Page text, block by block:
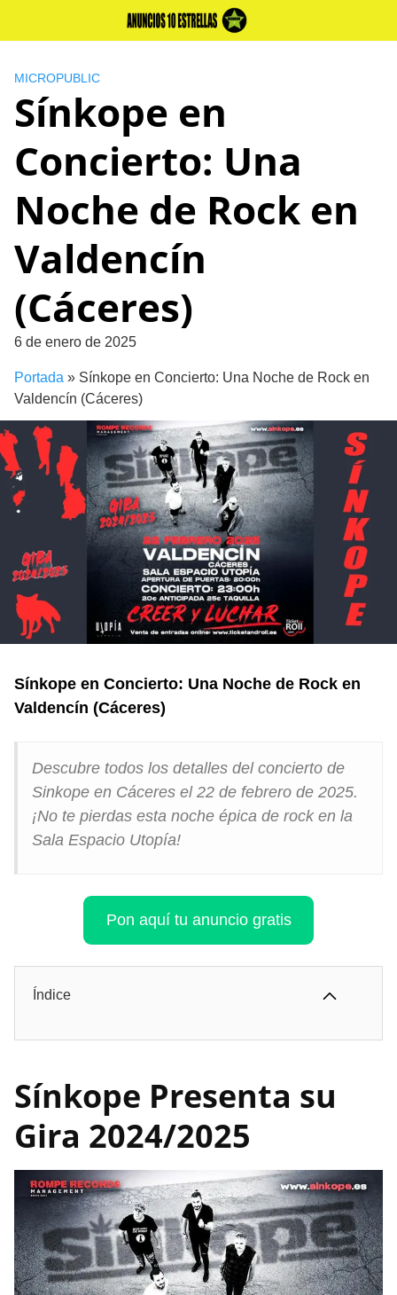
MICROPUBLIC
Sínkope en
Concierto: Una
Noche de Rock en
Valdencín
(Cáceres)
6 de enero de 2025
Portada » Sínkope en Concierto: Una Noche de Rock en
Valdencín (Cáceres)
Sínkope en Concierto: Una Noche de Rock en
Valdencín (Cáceres)
Descubre todos los detalles del concierto de
Sinkope en Cáceres el 22 de febrero de 2025.
¡No te pierdas esta noche épica de rock en la
Sala Espacio Utopía!
Pon aquí tu anuncio gratis
Índice
Sínkope Presenta su
Gira 2024/2025